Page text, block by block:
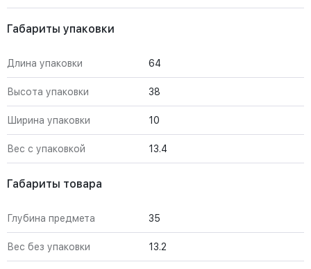
Габариты упаковки
Длина упаковки 64
Высота упаковки 38
Ширина упаковки 10
Вес с упаковкой 13.4
Габариты товара
Глубина предмета 35
Вес без упаковки 13.2